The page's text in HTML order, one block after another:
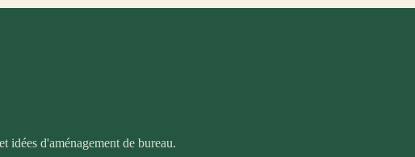
idées d'aménagement de bureau.